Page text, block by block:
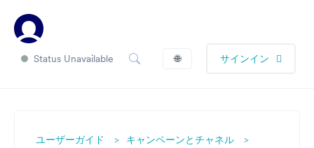
Status Unavailable 🌐 サインイン
ユーザーガイド
キャンペーンとチャネル